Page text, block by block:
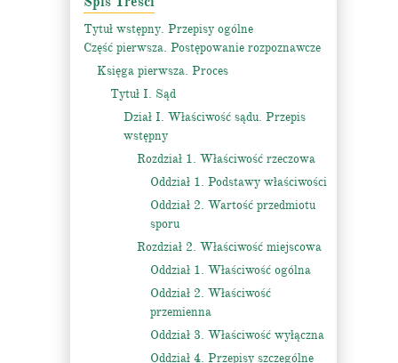
Tytuł wstępny. Przepisy ogólne
Część pierwsza. Postępowanie rozpoznawcze
Księga pierwsza. Proces
Tytuł I. Sąd
Dział I. Właściwość sądu. Przepis
wstępny
Rozdział 1. Właściwość rzeczowa
Oddział 1. Podstawy właściwości
Oddział 2. Wartość przedmiotu
sporu
Rozdział 2. Właściwość miejscowa
Oddział 1. Właściwość ogólna
Oddział 2. Właściwość
przemienna
Oddział 3. Właściwość wyłączna
Oddział 4. Przepisy szczególne